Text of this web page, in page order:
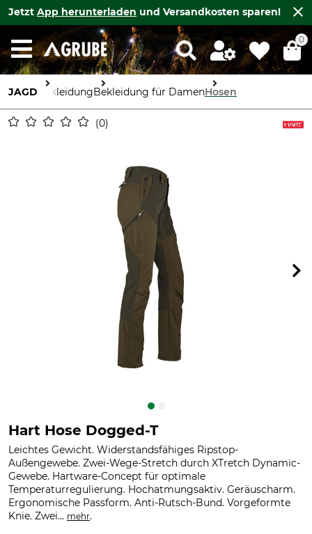
Jetzt App herunterladen und Versandkosten sparen!
0
JAGD BekleidungBekleidung für DamenHosen
0
Hart Hose Dogged-T
Leichtes Gewicht. Widerstandsfähiges Ripstop-
Außengewebe. Zwei-Wege-Stretch durch XTretch Dynamic-
Gewebe. Hartware-Concept für optimale
Temperaturregulierung. Hochatmungsaktiv. Geräuscharm.
Ergonomische Passform. Anti-Rutsch-Bund. Vorgeformte
Knie. Zwei... mehr.